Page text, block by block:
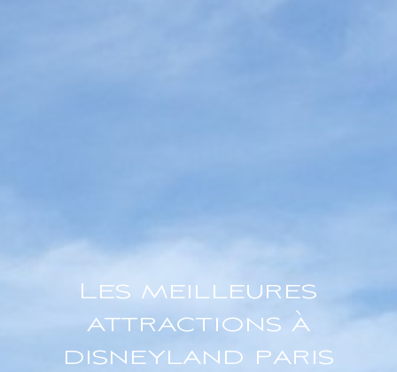
Les meilleures
attractions à
disneyland paris